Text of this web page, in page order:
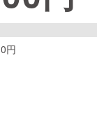
ファッション
円